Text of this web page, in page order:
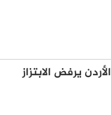
يرفض الابتزاز